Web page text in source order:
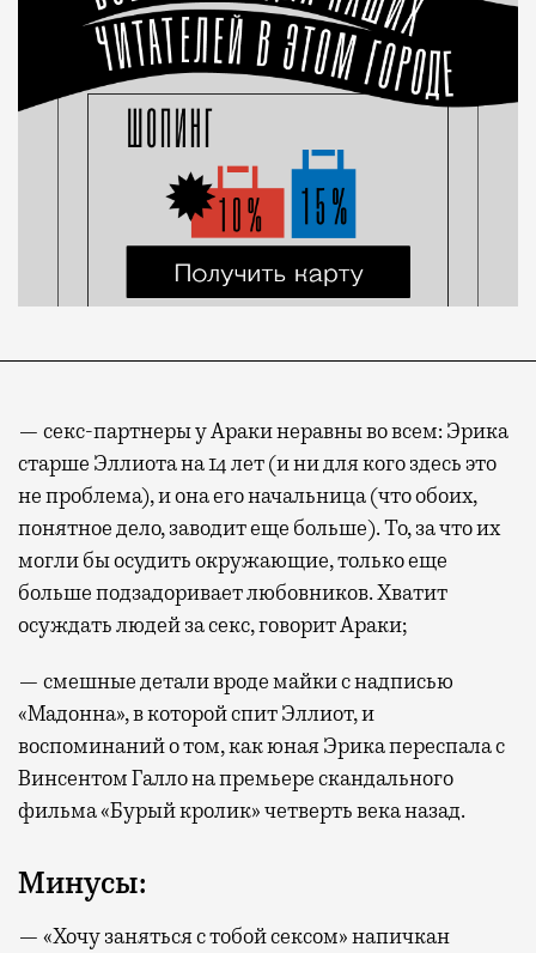
— секс-партнеры у Араки неравны во всем: Эрика
старше Эллиота на 14 лет (и ни для кого здесь это
не проблема), и она его начальница (что обоих,
понятное дело, заводит еще больше). То, за что их
могли бы осудить окружающие, только еще
больше подзадоривает любовников. Хватит
осуждать людей за секс, говорит Араки;
— смешные детали вроде майки с надписью
«Мадонна», в которой спит Эллиот, и
воспоминаний о том, как юная Эрика переспала с
Винсентом Галло на премьере скандального
фильма «Бурый кролик» четверть века назад.
Минусы:
— «Хочу заняться с тобой сексом» напичкан